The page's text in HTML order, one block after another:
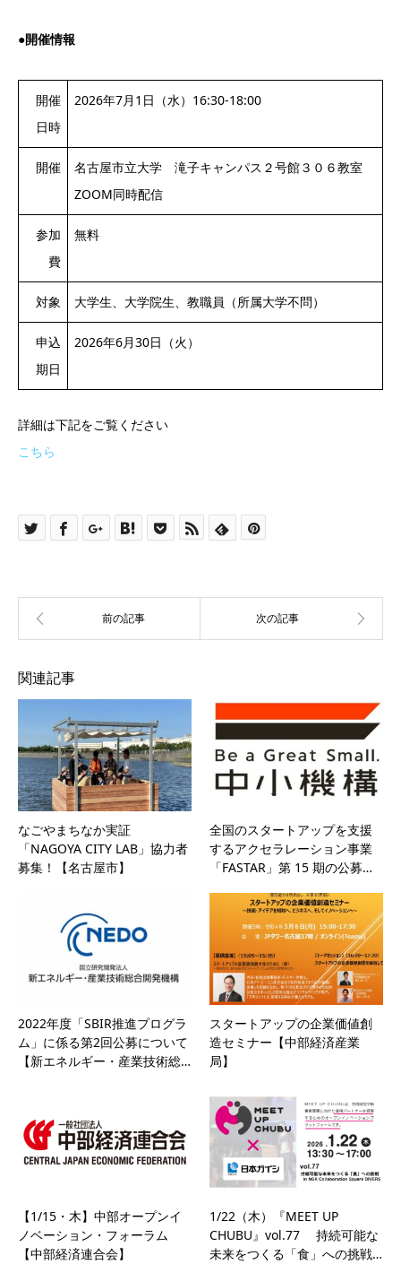
●開催情報
開催
日時
2026年7月1日（水）16:30-18:00
開催
名古屋市立大学 滝子キャンパス２号館３０６教室
ZOOM同時配信
参加
費
無料
対象 大学生、大学院生、教職員（所属大学不問）
申込
期日
2026年6月30日（火）
詳細は下記をご覧ください
こちら
関連記事
なごやまちなか実証
「NAGOYA CITY LAB」協力者
募集！【名古屋市】
全国のスタートアップを支援
するアクセラレーション事業
「FASTAR」第 15 期の公募…
2022年度「SBIR推進プログラ
ム」に係る第2回公募について
【新エネルギー・産業技術総…
スタートアップの企業価値創
造セミナー【中部経済産業
局】
【1/15・木】中部オープンイ
ノベーション・フォーラム
【中部経済連合会】
1/22（木）『MEET UP
CHUBU』vol.77 持続可能な
未来をつくる「食」への挑戦…